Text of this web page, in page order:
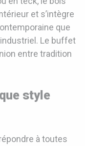
et s’intègre
que
Le buffet
entre tradition
style
à toutes